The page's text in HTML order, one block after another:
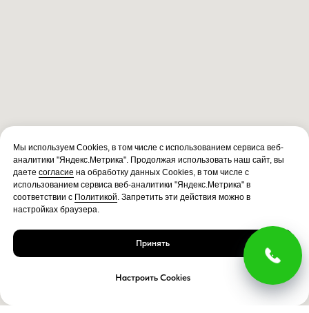
Мы используем Cookies, в том числе с использованием сервиса веб-
аналитики "Яндекс.Метрика". Продолжая использовать наш сайт, вы
даете согласие на обработку данных Cookies, в том числе с
использованием сервиса веб-аналитики "Яндекс.Метрика" в
соответствии с Политикой. Запретить эти действия можно в
настройках браузера.
Принять
Настроить Cookies